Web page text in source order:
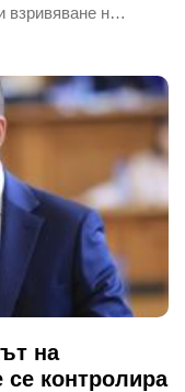
взривяване н…
на
контролира